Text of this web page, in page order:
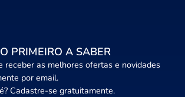
PRIMEIRO A SABER
receber as melhores ofertas e novidades
por email.
Cadastre-se gratuitamente.